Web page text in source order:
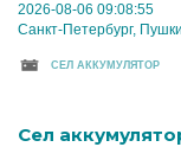
2026-08-06 09:08:55
Санкт-Петербург,
CЕЛ АККУМУЛЯТОР
Cел